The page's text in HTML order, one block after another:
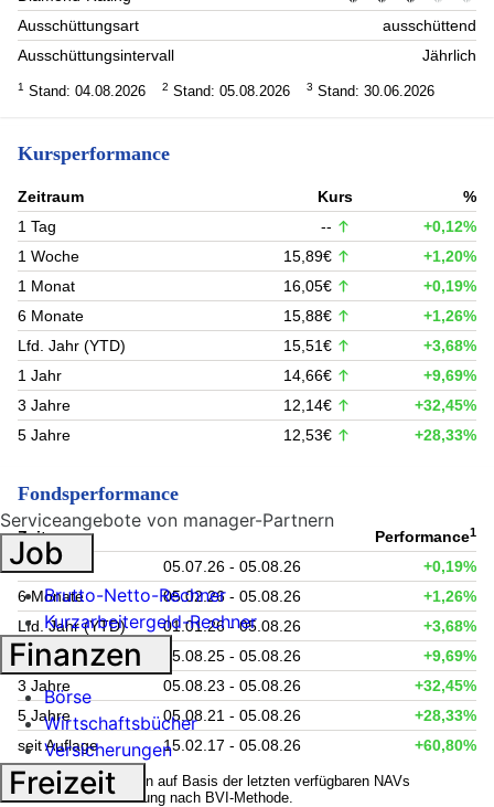
Ausschüttungsart
ausschüttend
Ausschüttungsintervall
Jährlich
1 Stand: 04.08.2026 2 Stand: 05.08.2026 3 Stand: 30.06.2026
Kursperformance
Zeitraum Kurs
%
1 Tag
--
+0,12%
1 Woche
15,89€
+1,20%
1 Monat
16,05€
+0,19%
6 Monate
15,88€
+1,26%
Lfd. Jahr (YTD)
15,51€
+3,68%
1 Jahr
14,66€
+9,69%
3 Jahre
12,14€
+32,45%
5 Jahre
12,53€ +28,33%
Fondsperformance
Zeitraum Performance1
1 Monat 05.07.26 - 05.08.26
+0,19%
6 Monate
05.02.26 - 05.08.26
+1,26%
Lfd. Jahr (YTD)
01.01.26 - 05.08.26
+3,68%
1 Jahr
05.08.25 - 05.08.26
+9,69%
3 Jahre
05.08.23 - 05.08.26
+32,45%
5 Jahre
05.08.21 - 05.08.26
+28,33%
seit Auflage
15.02.17 - 05.08.26 +60,80%
1 Kennzahlen werden auf Basis der letzten verfügbaren NAVs
berechnet. Berechnung nach BVI-Methode.
Serviceangebote von manager-Partnern
Job
Brutto-Netto-Rechner
Kurzarbeitergeld-Rechner
Finanzen
Börse
Wirtschaftsbücher
Versicherungen
Freizeit